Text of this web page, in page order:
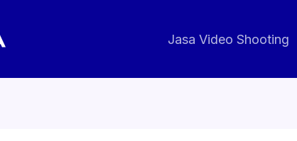
Jasa Video Shooting